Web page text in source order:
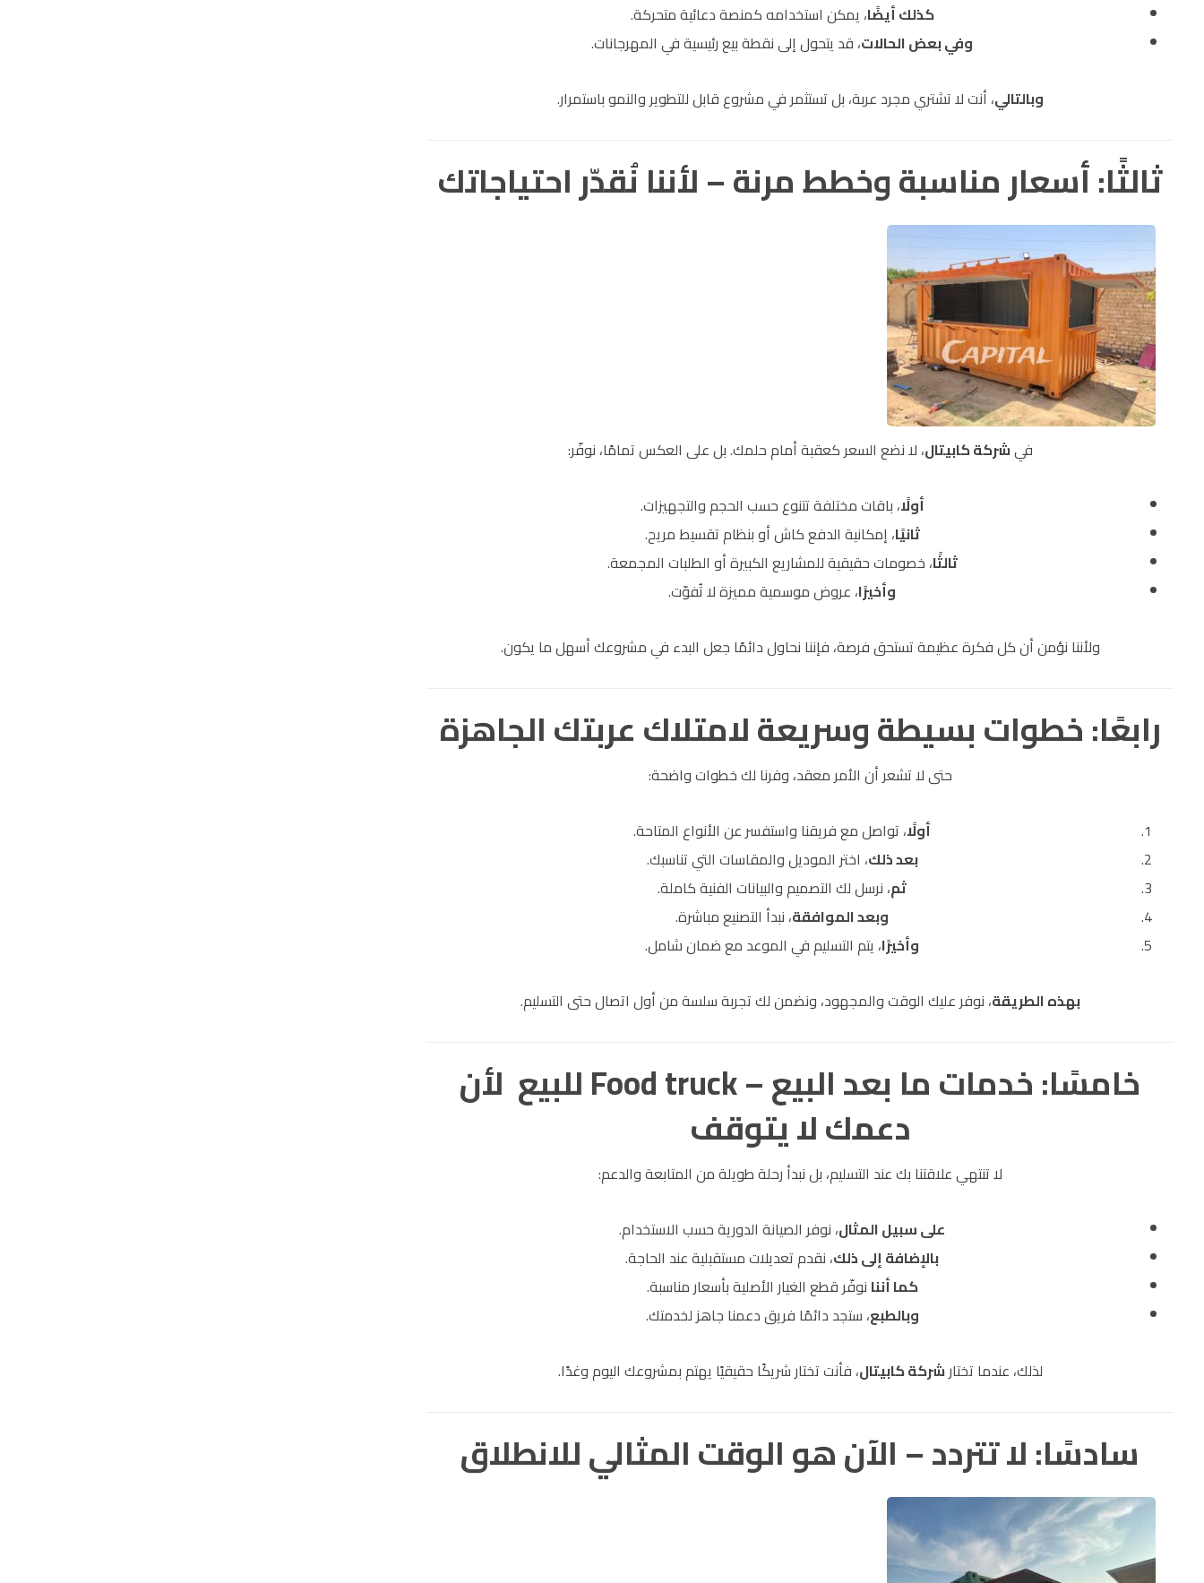
كذلك أيضًا، يمكن استخدامه كمنصة دعائية متحركة.
وفي بعض الحالات، قد يتحول إلى نقطة بيع رئيسية في المهرجانات.
وبالتالي، أنت لا تشتري مجرد عربة، بل تستثمر في مشروع قابل للتطوير والنمو باستمرار.
ثالثًا: أسعار مناسبة وخطط مرنة – لأننا نُقدّر احتياجاتك
فيشركة كابيتال، لا نضع السعر كعقبة أمام حلمك. بل على العكس تمامًا، نوفّر:
أولًا، باقات مختلفة تتنوع حسب الحجم والتجهيزات.
ثانيًا، إمكانية الدفع كاش أو بنظام تقسيط مريح.
ثالثًا، خصومات حقيقية للمشاريع الكبيرة أو الطلبات المجمعة.
وأخيرًا، عروض موسمية مميزة لا تُفوّت.
ولأننا نؤمن أن كل فكرة عظيمة تستحق فرصة، فإننا نحاول دائمًا جعل البدء في مشروعك أسهل ما يكون.
رابعًا: خطوات بسيطة وسريعة لامتلاك عربتك الجاهزة
حتى لا تشعر أن الأمر معقد، وفرنا لك خطوات واضحة:
أولًا، تواصل مع فريقنا واستفسر عن الأنواع المتاحة.
بعد ذلك، اختر الموديل والمقاسات التي تناسبك.
ثم، نرسل لك التصميم والبيانات الفنية كاملة.
وبعد الموافقة، نبدأ التصنيع مباشرة.
وأخيرًا، يتم التسليم في الموعد مع ضمان شامل.
بهذه الطريقة، نوفر عليك الوقت والمجهود، ونضمن لك تجربة سلسة من أول اتصال حتى التسليم.
خامسًا: خدمات ما بعد البيع – Food truck للبيع لأن
دعمك لا يتوقف
لا تنتهي علاقتنا بك عند التسليم، بل نبدأ رحلة طويلة من المتابعة والدعم:
على سبيل المثال، نوفر الصيانة الدورية حسب الاستخدام.
بالإضافة إلى ذلك، نقدم تعديلات مستقبلية عند الحاجة.
كما أننا نوفّر قطع الغيار الأصلية بأسعار مناسبة.
وبالطبع، ستجد دائمًا فريق دعمنا جاهز لخدمتك.
لذلك، عندما تختارشركة كابيتال، فأنت تختار شريكًا حقيقيًا يهتم بمشروعك اليوم وغدًا.
سادسًا: لا تتردد – الآن هو الوقت المثالي للانطلاق